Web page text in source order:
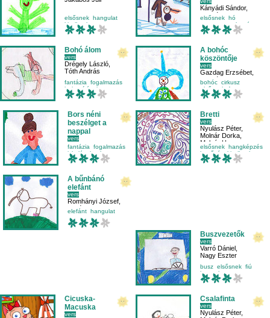
elsősnek hangulat
kicsiknek mese-vers
Kányádi Sándor,
Szabó Panna
elsősnek hó
mese-vers
olvasás
Bohó álom
vers
Drégely László
Tóth András
fantázia
fogalmazás
helyesírás
kutya
A bohóc
köszöntője
vers
Gazdag Erzsébet
Szabó Bence
bohóc cirkusz
elsősnek farsang
Bors néni
beszélget a
nappal
vers
Nemes Nagy Ágnes
Jakabos Juli
fantázia
fogalmazás
iskolásoknak
mese-vers
Bretti
vers
Nyulász Péter,
Molnár Dorka
Molnár Hanna
elsősnek hangképzés
kettőzés
kicsiknek
A bűnbánó
elefánt
vers
Romhányi József
Pintér Alma
elefánt hangulat
mese-vers
másodikosnak
Buszvezetők
vers
Varró Dániel
Nagy Eszter
busz elsősnek fiú
hangulat
Cicuska-
Macuska
vers
Csalafinta
vers
Nyulász Péter,